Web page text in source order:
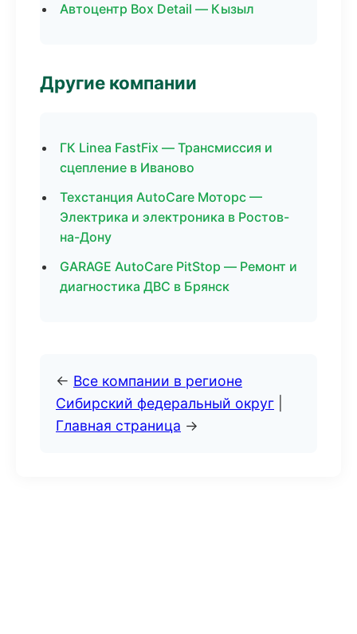
Автоцентр Box Detail — Кызыл
Другие компании
ГК Linea FastFix — Трансмиссия и
сцепление в Иваново
Техстанция AutoCare Моторс —
Электрика и электроника в Ростов-
на-Дону
GARAGE AutoCare PitStop — Ремонт и
диагностика ДВС в Брянск
← Все компании в регионе
Сибирский федеральный округ
Главная страница →